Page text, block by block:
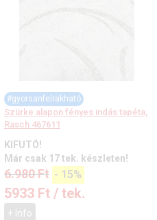
#gyorsanfelrakható
Szürke alapon fényes indás tapéta,
Rasch 467611
KIFUTÓ!
Már csak 17 tek. készleten!
6.980Ft - 15%
5933 Ft / tek.
+ Info